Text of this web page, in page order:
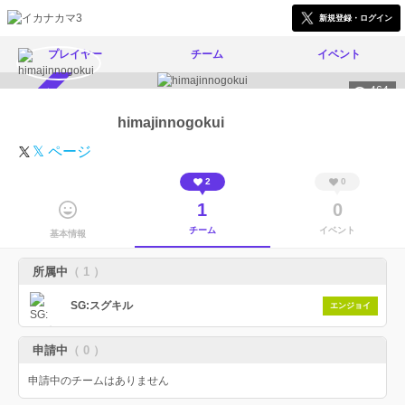
新規登録・ログイン
プレイヤー チーム イベント
464
himajinnogokui
𝕏 ページ
基本情報
2
1
チーム
0
0
イベント
所属中 （ 1 ）
SG:スグキル エンジョイ
申請中 （ 0 ）
申請中のチームはありません